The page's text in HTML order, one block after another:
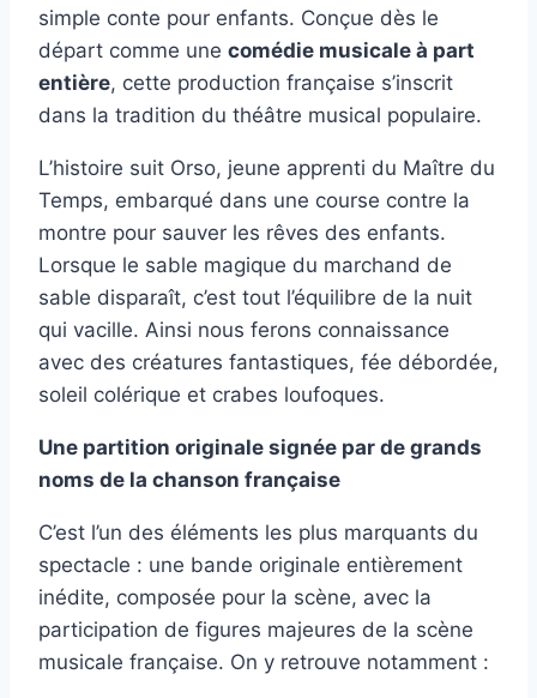
simple conte pour enfants. Conçue dès le
départ comme une comédie musicale à part
entière, cette production française s’inscrit
dans la tradition du théâtre musical populaire.
L’histoire suit Orso, jeune apprenti du Maître du
Temps, embarqué dans une course contre la
montre pour sauver les rêves des enfants.
Lorsque le sable magique du marchand de
sable disparaît, c’est tout l’équilibre de la nuit
qui vacille. Ainsi nous ferons connaissance
avec des créatures fantastiques, fée débordée,
soleil colérique et crabes loufoques.
Une partition originale signée par de grands
noms de la chanson française
C’est l’un des éléments les plus marquants du
spectacle : une bande originale entièrement
inédite, composée pour la scène, avec la
participation de figures majeures de la scène
musicale française. On y retrouve notamment :